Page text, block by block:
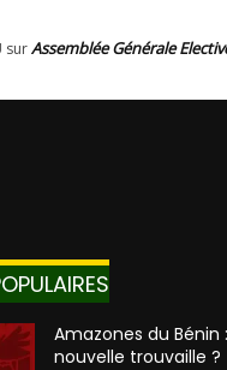
Amazones du Bénin
nouvelle trouvaille ?